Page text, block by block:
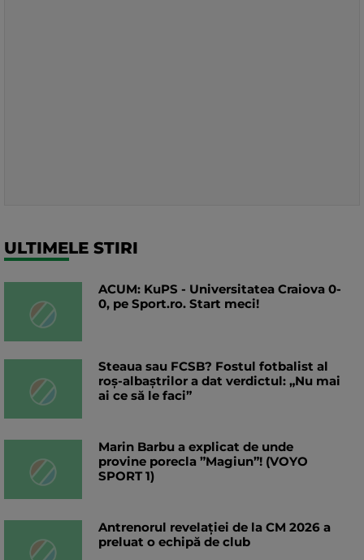
ULTIMELE STIRI
ACUM: KuPS - Universitatea Craiova 0-
0, pe Sport.ro. Start meci!
Steaua sau FCSB? Fostul fotbalist al
roș-albaștrilor a dat verdictul: „Nu mai
ai ce să le faci”
Marin Barbu a explicat de unde
provine porecla ”Magiun”! (VOYO
SPORT 1)
Antrenorul revelației de la CM 2026 a
preluat o echipă de club